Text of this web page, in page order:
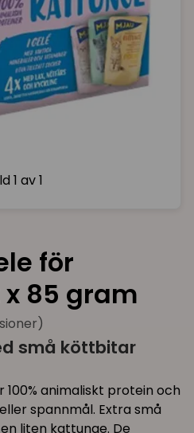
1 av 1
för
x 85 gram
små köttbitar
animaliskt protein och
spannmål. Extra små
liten kattunge. De